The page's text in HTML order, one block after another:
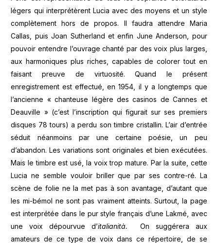
légers qui interprétèrent Lucia avec des moyens et un style
complètement hors de propos. Il faudra attendre Maria
Callas, puis Joan Sutherland et enfin June Anderson, pour
pouvoir entendre l’ouvrage chanté par des voix plus larges,
aux harmoniques plus riches, capables de colorer tout en
faisant preuve de virtuosité. Quand le présent
enregistrement est effectué, en 1954, il y a longtemps que
l’ancienne « chanteuse légère des casinos de Cannes et
Deauville » (c’est l’inscription qui figurait sur ses premiers
disques 78 tours) a perdu son timbre cristallin. L’air d’entrée
séduit néanmoins par une certaine poésie, un peu
d’abandon. Les variations sont originales et bien exécutées.
Mais le timbre est usé, la voix trop mature. Par la suite, cette
Lucia ne semble vouloir briller que par ses contre-ré. La
scène de folie ne la met pas à son avantage, d’autant que
les mi-bémol ne sont pas vraiment atteints. Surtout, la page
est interprétée dans le pur style français d’une Lakmé, avec
une voix dépourvue d’italianità. On suggérera aux
amateurs de ce type de voix dans ce répertoire, de se